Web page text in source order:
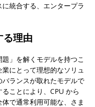
統合する、エンタープラ
る理由
」を解くモデルを持つこ
にとって理想的なソリュ
ランスが取れたモデルで
ことにより、CPU から
で通常利用可能な、さま